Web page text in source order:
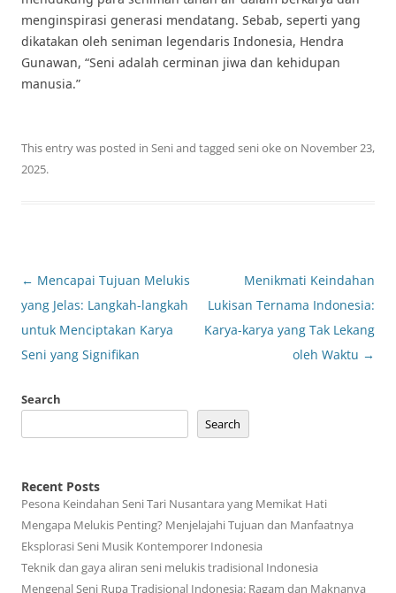
menginspirasi generasi mendatang. Sebab, seperti yang
dikatakan oleh seniman legendaris Indonesia, Hendra
Gunawan, “Seni adalah cerminan jiwa dan kehidupan
manusia.”
This entry was posted in Seniand tagged seni okeon November 23,
2025.
Post
navigation
← Mencapai Tujuan Melukis
yang Jelas: Langkah-langkah
untuk Menciptakan Karya
Seni yang Signifikan
Menikmati Keindahan
Lukisan Ternama Indonesia:
Karya-karya yang Tak Lekang
oleh Waktu →
Search
Search
Recent Posts
Pesona Keindahan Seni Tari Nusantara yang Memikat Hati
Mengapa Melukis Penting? Menjelajahi Tujuan dan Manfaatnya
Eksplorasi Seni Musik Kontemporer Indonesia
Teknik dan gaya aliran seni melukis tradisional Indonesia
Mengenal Seni Rupa Tradisional Indonesia: Ragam dan Maknanya